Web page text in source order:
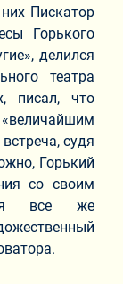
Пискатор
Горького
делился
театра
писал, что
судя
Горький
со своим
все же